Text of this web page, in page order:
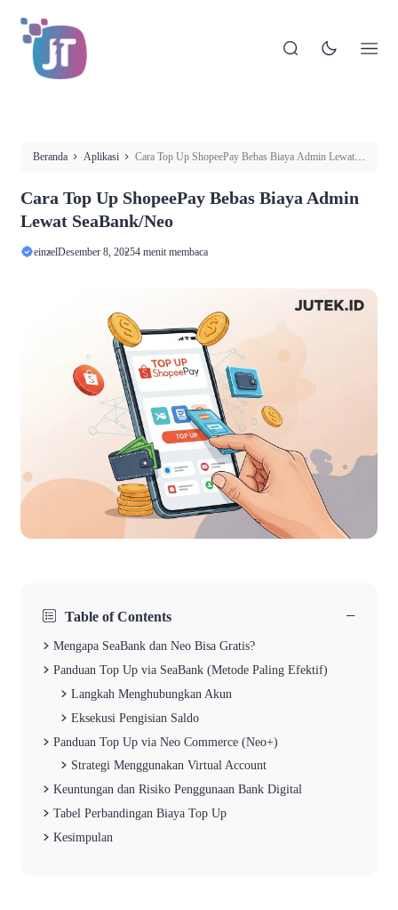
Beranda Aplikasi
Cara Top Up ShopeePay Bebas Biaya Admin Lewat
Cara Top Up ShopeePay Bebas Biaya Admin
Lewat SeaBank/Neo
einzelDesember 8, 20254 menit membaca
Table of Contents −
Mengapa SeaBank dan Neo Bisa Gratis?
Panduan Top Up via SeaBank (Metode Paling Efektif)
Langkah Menghubungkan Akun
Eksekusi Pengisian Saldo
Panduan Top Up via Neo Commerce (Neo+)
Strategi Menggunakan Virtual Account
Keuntungan dan Risiko Penggunaan Bank Digital
Tabel Perbandingan Biaya Top Up
Kesimpulan